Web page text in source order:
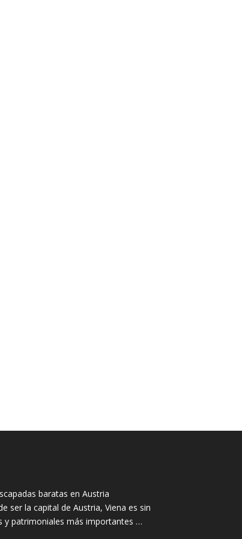
baratas en Austria
ser la capital de Austria, Viena es sin
y patrimoniales más importantes …